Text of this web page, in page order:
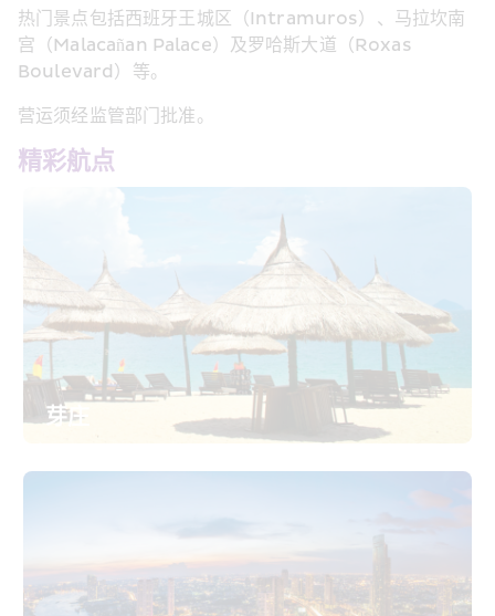
热门景点包括西班牙王城区（Intramuros）、马拉坎南
宫（Malacañan Palace）及罗哈斯大道（Roxas
Boulevard）等。
营运须经监管部门批准。
精彩航点
芽庄